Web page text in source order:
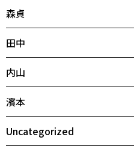
森貞
田中
内山
濱本
Uncategorized